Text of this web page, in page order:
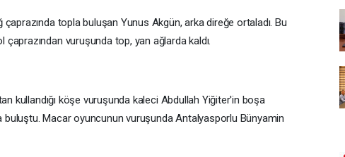
çaprazında topla buluşan Yunus Akgün, arka direğe ortaladı. Bu
vuruşunda top, yan ağlarda kaldı.
kullandığı köşe vuruşunda kaleci Abdullah Yiğiter'in boşa
buluştu. Macar oyuncunun vuruşunda Antalyasporlu Bünyamin